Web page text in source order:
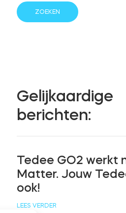
Gelijkaardige
berichten:
Tedee GO2 werkt
Matter. Jouw
ook!
LEES VERDER